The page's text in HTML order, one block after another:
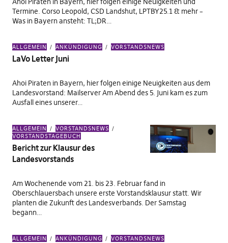
Termine. Corso Leopold, CSD Landshut, LPTBY25.1 & mehr –
Was in Bayern ansteht: TL;DR…
ALLGEMEIN ANKÜNDIGUNG VORSTANDSNEWS
LaVo Letter Juni
Ahoi Piraten in Bayern, hier folgen einige Neuigkeiten aus dem
Landesvorstand: Mailserver Am Abend des 5. Juni kam es zum
Ausfall eines unserer…
ALLGEMEIN
VORSTANDSNEWS
VORSTANDSTAGEBUCH
Bericht zur Klausur des
Landesvorstands
Am Wochenende vom 21. bis 23. Februar fand in
Oberschlauersbach unsere erste Vorstandsklausur statt. Wir
planten die Zukunft des Landesverbands. Der Samstag
begann…
ALLGEMEIN ANKÜNDIGUNG VORSTANDSNEWS